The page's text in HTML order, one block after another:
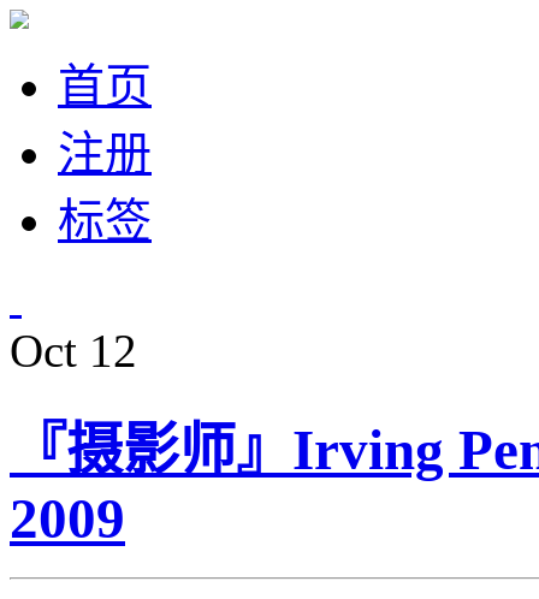
首页
注册
标签
Oct 12
『摄影师』Irving
2009